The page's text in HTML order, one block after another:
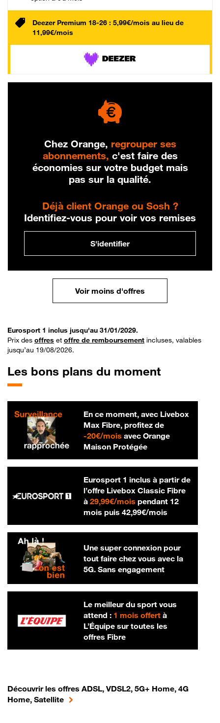
Deezer Premium 18-26 : 5,99€/mois au lieu de
11,99€/mois
Chez Orange, regrouper ses
abonnements, c'est faire des
économies sur votre budget mais
pas sur la qualité.
Déjà client Orange ou Sosh ?
Identifiez-vous pour voir vos remises
S'identifier
Voir moins d'offres
Eurosport 1 inclus jusqu'au 31/01/2029.
Prix des offres et offre de remboursement incluses, valables
jusqu’au 19/08/2026.
Les bons plans du moment
En ce moment, avec Livebox
Max Fibre, profitez de
-20€/mois20 € par mois
avec Orange
Maison Protégée
Eurosport 1 inclus à partir de
l’offre Livebox Classic Fibre
à 29,99€/mois29,99 € par mois
pendant 12
mois puis 42,99€/mois42,99 € par
Une super connexion pour
tout faire chez vous avec la
5G. Sans engagement
Le meilleur du sport vous
attend : 1 mois offertà
L’Équipe sur toutes les
offres Fibre
Découvrir les offres ADSL, VDSL2, 5G+ Home, 4G
Home, Satellite